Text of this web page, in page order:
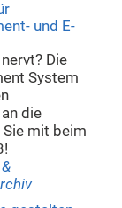
und E-
Die
System
die
mit beim